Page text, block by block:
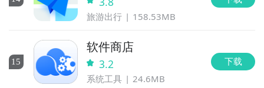
旅游出行 158.53MB
15
软件商店
3.2
系统工具 24.6MB
下载